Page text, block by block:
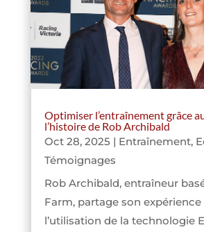
Optimiser l’entraînement grâce
l’histoire de Rob Archibald
Oct 28, 2025 | Entraînement,
Témoignages
Rob Archibald, entraîneur
Farm, partage son expérience
l’utilisation de la technologie